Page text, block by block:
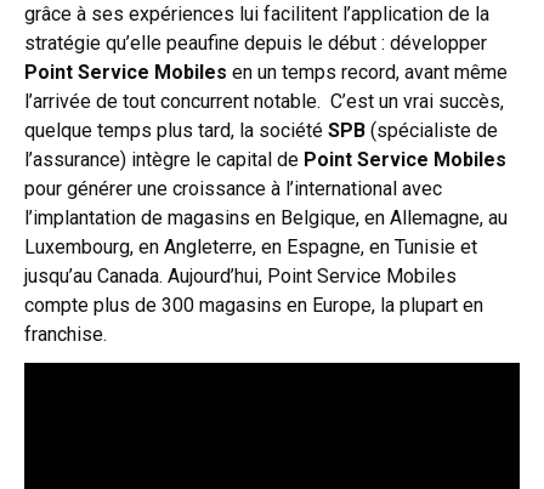
grâce à ses expériences lui facilitent l’application de la
stratégie qu’elle peaufine depuis le début : développer
Point Service Mobiles en un temps record, avant même
l’arrivée de tout concurrent notable. C’est un vrai succès,
quelque temps plus tard, la société SPB (spécialiste de
l’assurance) intègre le capital de Point Service Mobiles
pour générer une croissance à l’international avec
l’implantation de magasins en Belgique, en Allemagne, au
Luxembourg, en Angleterre, en Espagne, en Tunisie et
jusqu’au Canada. Aujourd’hui, Point Service Mobiles
compte plus de 300 magasins en Europe, la plupart en
franchise.